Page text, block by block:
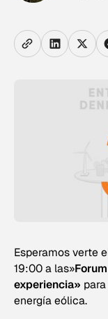
Esperamos verte
19:00 a las»
experiencia»
energía eólica.